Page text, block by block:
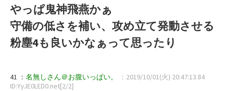
やっぱ鬼神飛燕かぁ
守備の低さを補い、攻め立て発動させる
粉塵4も良いかなぁって思ったり
41 ： 名無しさん＠お腹いっぱい。
：2019/10/01(火) 20:47:13.84
ID:YyJE0LED0.net[2/2]